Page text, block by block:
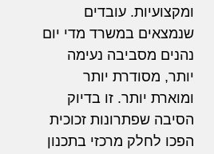
ומקצועיות. עובדים
שנמצאים במשרד מדי יום
נהנים מסביבה נעימה
יותר, מסודרת יותר
ומוארת יותר. זו בדיוק
הסיבה שפתרונות זכוכית
הפכו לחלק מרכזי בתכנון